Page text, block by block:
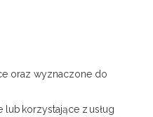
oraz wyznaczone do
korzystające z usług